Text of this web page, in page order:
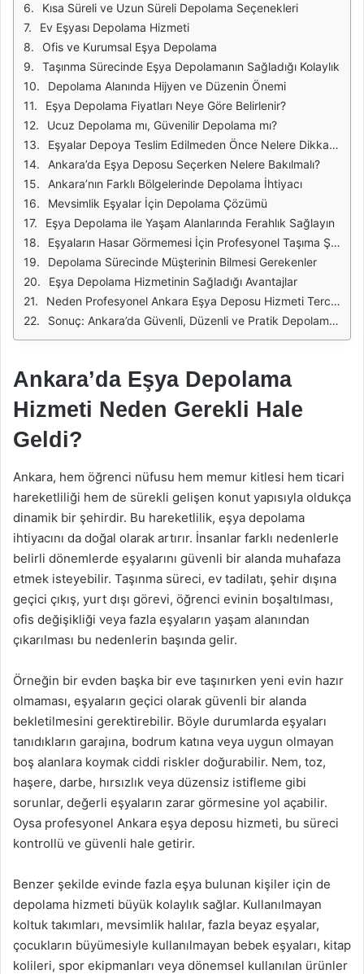
Kısa Süreli ve Uzun Süreli Depolama Seçenekleri
Ev Eşyası Depolama Hizmeti
Ofis ve Kurumsal Eşya Depolama
Taşınma Sürecinde Eşya Depolamanın Sağladığı Kolaylık
Depolama Alanında Hijyen ve Düzenin Önemi
Eşya Depolama Fiyatları Neye Göre Belirlenir?
Ucuz Depolama mı, Güvenilir Depolama mı?
Eşyalar Depoya Teslim Edilmeden Önce Nelere Dikkat Edilmeli?
Ankara’da Eşya Deposu Seçerken Nelere Bakılmalı?
Ankara’nın Farklı Bölgelerinde Depolama İhtiyacı
Mevsimlik Eşyalar İçin Depolama Çözümü
Eşya Depolama ile Yaşam Alanlarında Ferahlık Sağlayın
Eşyaların Hasar Görmemesi İçin Profesyonel Taşıma Şarttır
Depolama Sürecinde Müşterinin Bilmesi Gerekenler
Eşya Depolama Hizmetinin Sağladığı Avantajlar
Neden Profesyonel Ankara Eşya Deposu Hizmeti Tercih Edilmeli?
Sonuç: Ankara’da Güvenli, Düzenli ve Pratik Depolama İçin Doğru Çözüm
Ankara’da Eşya Depolama
Hizmeti Neden Gerekli Hale
Geldi?
Ankara, hem öğrenci nüfusu hem memur kitlesi hem ticari
hareketliliği hem de sürekli gelişen konut yapısıyla oldukça
dinamik bir şehirdir. Bu hareketlilik, eşya depolama
ihtiyacını da doğal olarak artırır. İnsanlar farklı nedenlerle
belirli dönemlerde eşyalarını güvenli bir alanda muhafaza
etmek isteyebilir. Taşınma süreci, ev tadilatı, şehir dışına
geçici çıkış, yurt dışı görevi, öğrenci evinin boşaltılması,
ofis değişikliği veya fazla eşyaların yaşam alanından
çıkarılması bu nedenlerin başında gelir.
Örneğin bir evden başka bir eve taşınırken yeni evin hazır
olmaması, eşyaların geçici olarak güvenli bir alanda
bekletilmesini gerektirebilir. Böyle durumlarda eşyaları
tanıdıkların garajına, bodrum katına veya uygun olmayan
boş alanlara koymak ciddi riskler doğurabilir. Nem, toz,
haşere, darbe, hırsızlık veya düzensiz istifleme gibi
sorunlar, değerli eşyaların zarar görmesine yol açabilir.
Oysa profesyonel Ankara eşya deposu hizmeti, bu süreci
kontrollü ve güvenli hale getirir.
Benzer şekilde evinde fazla eşya bulunan kişiler için de
depolama hizmeti büyük kolaylık sağlar. Kullanılmayan
koltuk takımları, mevsimlik halılar, fazla beyaz eşyalar,
çocukların büyümesiyle kullanılmayan bebek eşyaları, kitap
kolileri, spor ekipmanları veya dönemsel kullanılan ürünler